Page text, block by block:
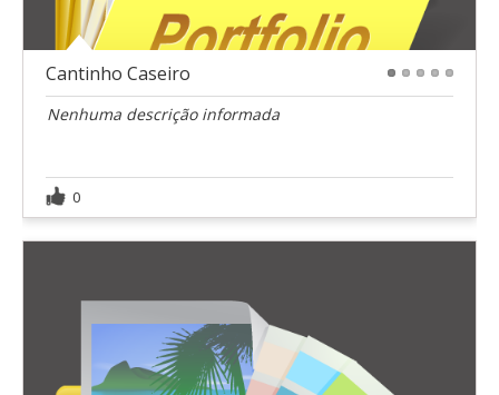
Cantinho Caseiro
Nenhuma descrição informada
0